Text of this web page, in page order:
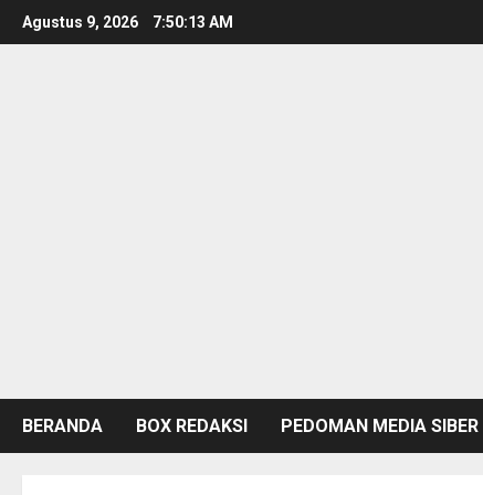
Skip
to
Agustus 9, 2026 7:50:14 AM
BERANDA BOX REDAKSI PEDOMAN MEDIA SIBER